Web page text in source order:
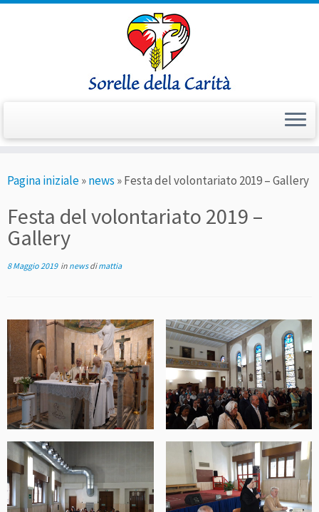
alPagina iniziale»news »Festa del volontariato 2019 – Gallery
Festa del volontariato 2019 –
Gallery
8 Maggio 2019in newsdimattia